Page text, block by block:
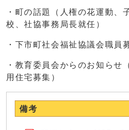
・町の話題（人権の花運動、
校、社協事務局長就任）
・下市町社会福祉協議会職員
・教育委員会からのお知らせ
用住宅募集）
備考